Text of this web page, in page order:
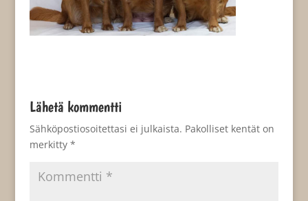
Lähetä kommentti
Sähköpostiosoitettasi ei julkaista. Pakolliset kentät on
merkitty *